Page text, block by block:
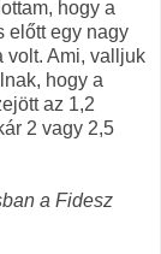
hogy a
előtt egy nagy
volt. Ami, valljuk
hogy a
az 1,2
2 vagy 2,5
a Fidesz